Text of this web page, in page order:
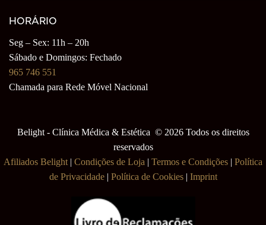
HORÁRIO
Seg – Sex: 11h – 20h
Sábado e Domingos: Fechado
965 746 551
Chamada para Rede Móvel Nacional
Belight - Clínica Médica & Estética © 2026 Todos os direitos
reservados
Afiliados Belight | Condições de Loja | Termos e Condições | Política
de Privacidade| Política de Cookies| Imprint